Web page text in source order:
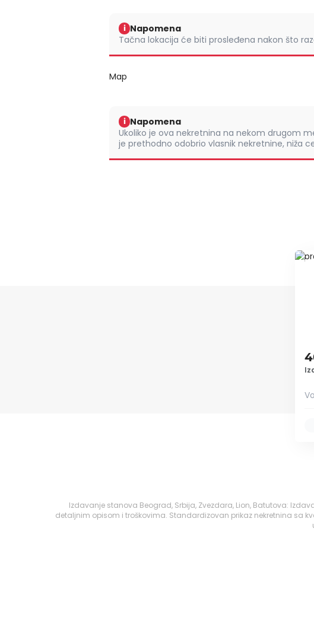
i Napomena
Tačna lokacija će biti prosleđena nakon što
Map
i Napomena
Ukoliko je ova nekretnina na nekom drugom
je prethodno odobrio vlasnik nekretnine, niža
ID
Izdavanje stanova Beograd, Srbija, Zvezdara, Lion, Batutova:
detaljnim opisom i troškovima. Standardizovan prikaz nekretnina sa